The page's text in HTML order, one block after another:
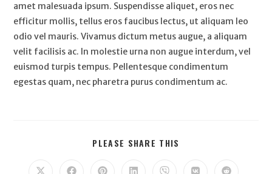
amet malesuada ipsum. Suspendisse aliquet, eros nec
efficitur mollis, tellus eros faucibus lectus, ut aliquam leo
odio vel mauris. Vivamus dictum metus augue, a aliquam
velit facilisis ac. In molestie urna non augue interdum, vel
euismod turpis tempus. Pellentesque condimentum
egestas quam, nec pharetra purus condimentum ac.
PLEASE SHARE THIS